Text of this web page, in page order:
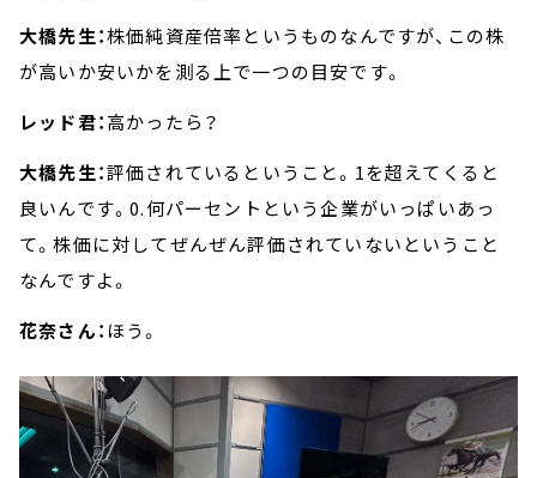
大橋先生：株価純資産倍率というものなんですが、この株
が高いか安いかを測る上で一つの目安です。
レッド君：高かったら？
大橋先生：評価されているということ。1を超えてくると
良いんです。0.何パーセントという企業がいっぱいあっ
て。株価に対してぜんぜん評価されていないということ
なんですよ。
花奈さん：ほう。